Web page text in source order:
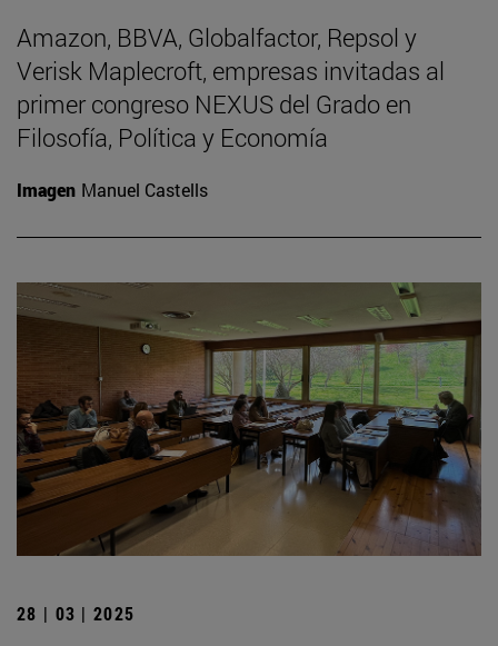
Amazon, BBVA, Globalfactor, Repsol y
Verisk Maplecroft, empresas invitadas al
primer congreso NEXUS del Grado en
Filosofía, Política y Economía
Imagen Manuel Castells
28 | 03 | 2025